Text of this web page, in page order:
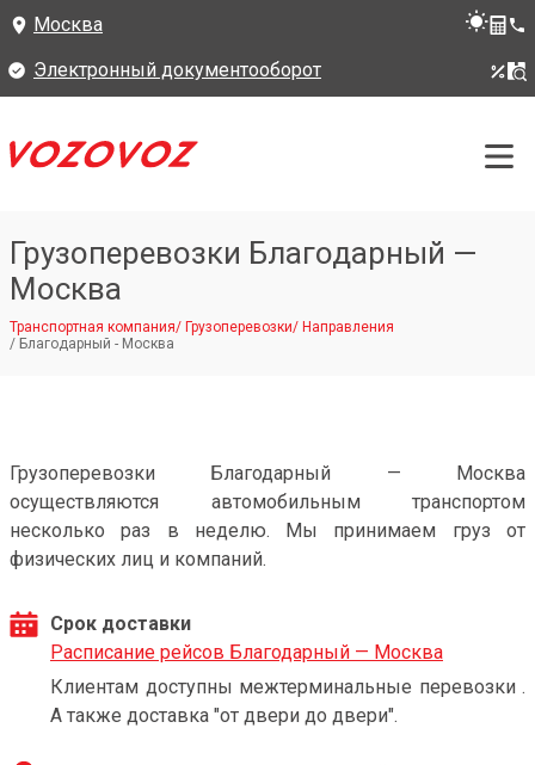
Москва
Электронный документооборот
Грузоперевозки Благодарный —
Москва
Транспортная компания/ Грузоперевозки/ Направления
/ Благодарный - Москва
Грузоперевозки Благодарный — Москва
осуществляются автомобильным транспортом
несколько раз в неделю. Мы принимаем груз от
физических лиц и компаний.
Срок доставки
Расписание рейсов Благодарный — Москва
Клиентам доступны межтерминальные перевозки .
А также доставка "от двери до двери".